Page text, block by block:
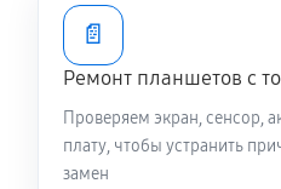
📄
Ремонт планшетов с
Проверяем экран, сенсор,
плату, чтобы устранить
замен